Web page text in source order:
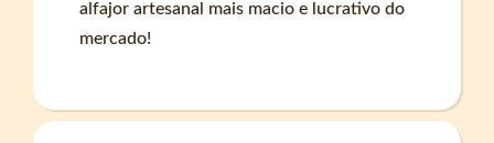
alfajor artesanal mais macio e lucrativo do
mercado!